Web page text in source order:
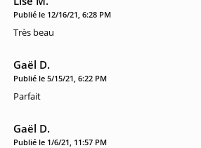
Publié le 12/16/21, 6:28 PM
Très beau
Gaël D.
Publié le 5/15/21, 6:22 PM
Parfait
Gaël D.
Publié le 1/6/21, 11:57 PM